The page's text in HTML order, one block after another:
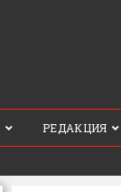
РЕДАКЦИЯ